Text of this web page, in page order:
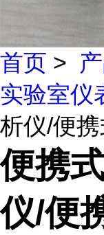
首页 >
实验室仪
析仪/便
便携
仪/便